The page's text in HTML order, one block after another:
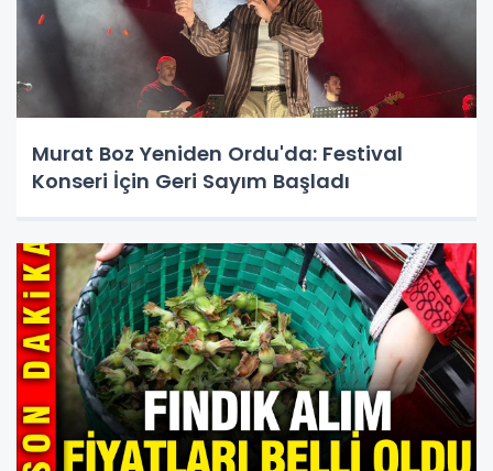
Murat Boz Yeniden Ordu'da: Festival
Konseri İçin Geri Sayım Başladı